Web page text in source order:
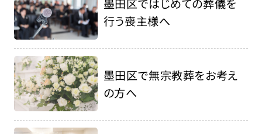
墨田区ではじめての葬儀を
行う喪主様へ
墨田区で無宗教葬をお考え
の方へ